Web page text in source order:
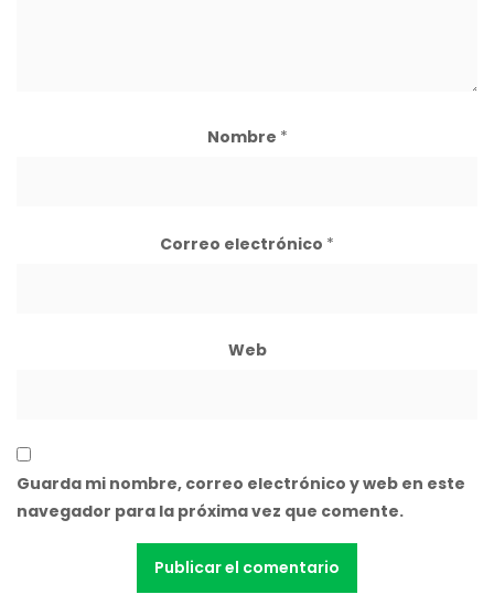
Nombre *
Correo electrónico *
Web
Guarda mi nombre, correo electrónico y web en este
navegador para la próxima vez que comente.